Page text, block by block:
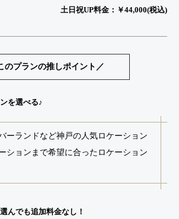
土日祝UP料金：￥44,000(税込)
のプランの推しポイント／
を選べる♪
ーランドなど神戸の人気ロケーション
ションまで希望に合ったロケーション
んでも追加料金なし！